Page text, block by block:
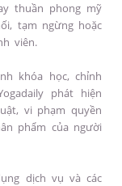
thuần phong mỹ
tạm ngừng hoặc
viên.
khóa học, chỉnh
phát hiện
vi phạm quyền
phẩm của người
dịch vụ và các